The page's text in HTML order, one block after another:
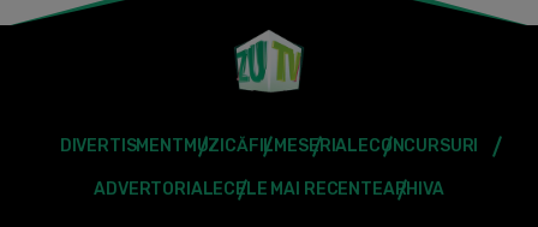
DIVERTISMENT MUZICĂFILMESERIALECONCURSURI
ADVERTORIALECELE MAI RECENTEARHIVA